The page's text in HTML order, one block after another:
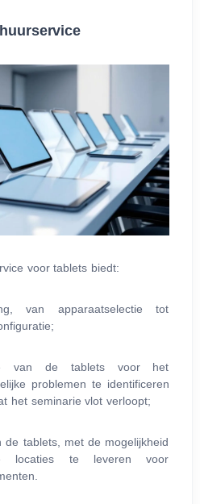
voor tablets biedt:
van apparaatselectie tot
van de tablets voor het
problemen te identificeren
het seminarie vlot verloopt;
de tablets, met de mogelijkheid
locaties te leveren voor